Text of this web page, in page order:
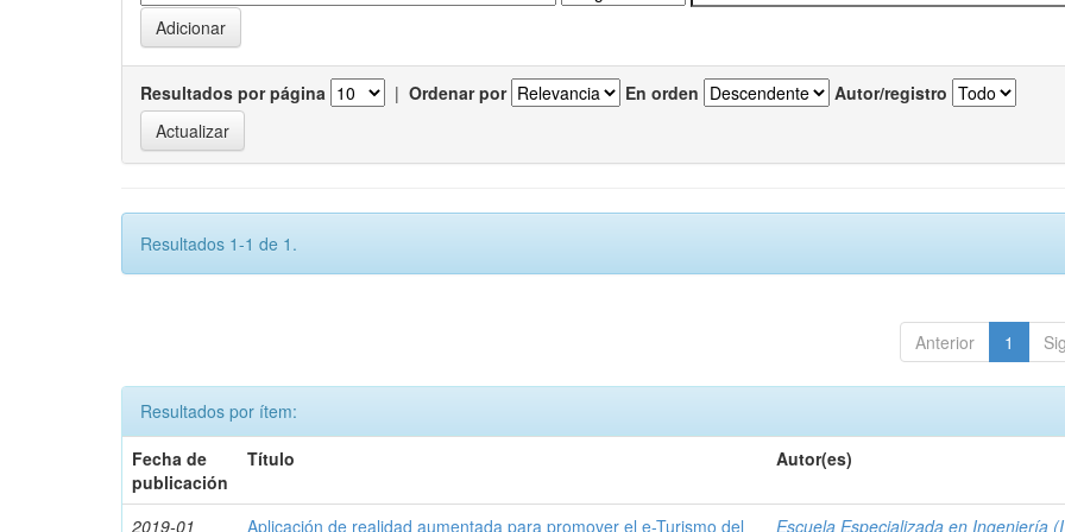
Resultados por página | Ordenar por En orden Autor/registro
Resultados 1-1 de 1.
Anterior 1
Resultados por ítem:
Fecha de
publicación
Título Autor(es)
2019-01 Aplicación de realidad aumentada para promover el e-Turismo del Escuela Especializada en Ingeniería